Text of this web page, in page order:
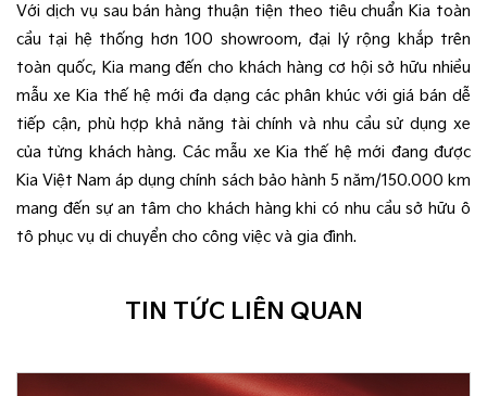
Với dịch vụ sau bán hàng thuận tiện theo tiêu chuẩn Kia toàn
cầu tại hệ thống hơn 100 showroom, đại lý rộng khắp trên
toàn quốc, Kia mang đến cho khách hàng cơ hội sở hữu nhiều
mẫu xe Kia thế hệ mới đa dạng các phân khúc với giá bán dễ
tiếp cận, phù hợp khả năng tài chính và nhu cầu sử dụng xe
của từng khách hàng. Các mẫu xe Kia thế hệ mới đang được
Kia Việt Nam áp dụng chính sách bảo hành 5 năm/150.000 km
mang đến sự an tâm cho khách hàng khi có nhu cầu sở hữu ô
tô phục vụ di chuyển cho công việc và gia đình.
TIN TỨC LIÊN QUAN